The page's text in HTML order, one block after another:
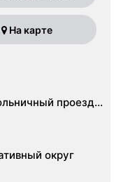
На карте
проезд,
округ